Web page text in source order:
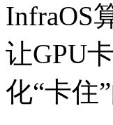
InfraOS
让GPU
化“卡住